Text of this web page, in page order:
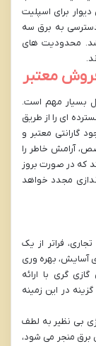
برای اسپلیت
دسترسی به برق سه
محدودیت های
معتبر
بسیار مهم است.
ای را از طریق
گارانتی معتبر و
آرامش خاطر را
که در صورت بروز
مجدد خواهد
فراتر از یک
آسایش، بهره وری
گری با ارائه
در این زمینه
بی نظیر به لطف
هزینه های برق منجر می شود،